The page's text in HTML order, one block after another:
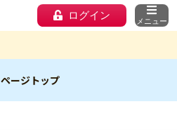
ログイン メニュー
ページトップ